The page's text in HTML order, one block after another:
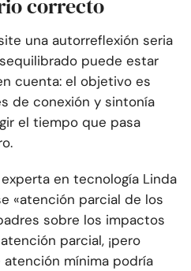
correcto
una autorreflexión seria
puede estar
cuenta: el objetivo es
de conexión y sintonía
el tiempo que pasa
en tecnología Linda
«atención parcial de los
sobre los impactos
parcial, ¡pero
mínima podría